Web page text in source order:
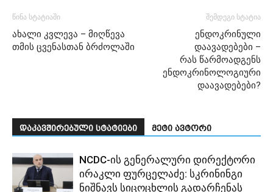
წინა სტატიაში
ახალი კვლევა – მიღწევა
თმის ცვენასთან ბრძოლაში
შემდეგი სტატია
ენდოკრინული
დაავადებები –
რას წარმოადგენს
ენდოკრინოლოგიური
დაავადებები?
დაკავშირებული სტატიები მეტი ავტორი
NCDC-ის გენერალური დირექტორი
ირაკლი ფურცელაძე: სკრინინგი
ნიშნავს სიცოცხლის გადარჩენას